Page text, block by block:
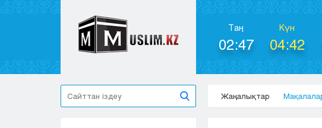
Таң
02:47
Күн
04:42
Жаңалықтар